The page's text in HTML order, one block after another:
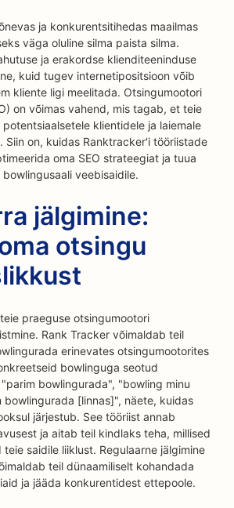
ja konkurentsitihedas maailmas
väga oluline silma paista silma.
ja erakordse klienditeeninduse
kuid tugev internetipositsioon võib
kliente ligi meelitada. Otsingumootori
on võimas vahend, mis tagab, et teie
klientidele ja laiemale
Siin on, kuidas Ranktracker'i tööriistade
oma SEO strateegiat ja tuua
veebisaidile.
jälgimine:
otsingu
praeguse otsingumootori
Rank Tracker võimaldab teil
erinevates otsingumootorites
bowlinguga seotud
bowlingurada", "bowling minu
bowlingurada [linnas]", näete, kuidas
järjestub. See tööriist annab
ja aitab teil kindlaks teha, millised
saidile liiklust. Regulaarne jälgimine
teil dünaamiliselt kohandada
ja jääda konkurentidest ettepoole.